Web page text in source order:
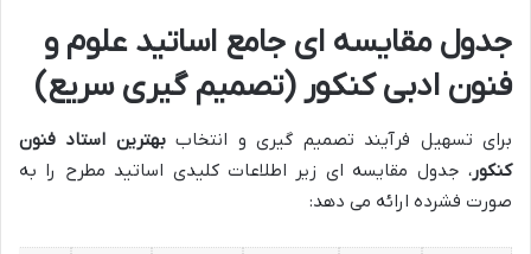
جدول مقایسه ای جامع اساتید علوم و
فنون ادبی کنکور (تصمیم گیری سریع)
برای تسهیل فرآیند تصمیم گیری و انتخاببهترین استاد فنون
کنکور، جدول مقایسه ای زیر اطلاعات کلیدی اساتید مطرح را به
صورت فشرده ارائه می دهد: